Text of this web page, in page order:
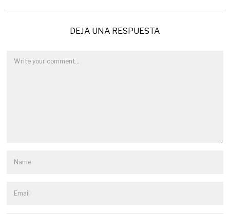
DEJA UNA RESPUESTA